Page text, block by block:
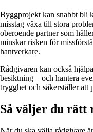
Byggprojekt kan snabbt bli
misstag växa till stora
oberoende partner som
minskar risken för
hantverkare.
Rådgivaren kan också
besiktning – och hantera
trygghet och säkerställer att
Så väljer du rätt